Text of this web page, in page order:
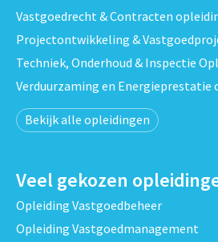
Vastgoedrecht & Contracten
Projectontwikkeling &
Techniek, Onderhoud & Inspectie
Verduurzaming en Energieprestatie
Bekijk alle opleidingen
Veel gekozen
Opleiding Vastgoedbeheer
Opleiding Vastgoedmanagement